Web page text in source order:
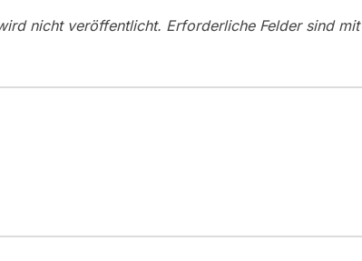
nicht veröffentlicht. Erforderliche Felder sind mit